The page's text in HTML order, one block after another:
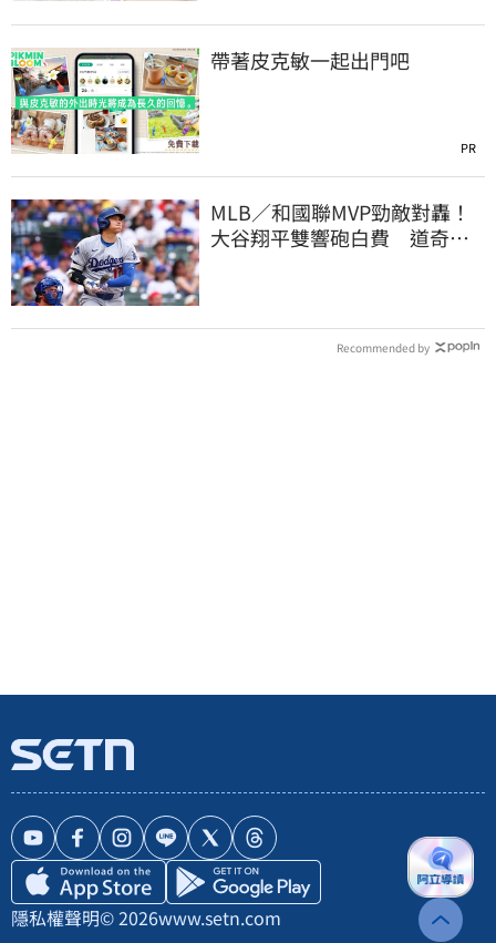
帶著皮克敏一起出門吧
PR
MLB／和國聯MVP勁敵對轟！
大谷翔平雙響砲白費 道奇連2
Recommended by
隱私權聲明© 2026www.setn.com